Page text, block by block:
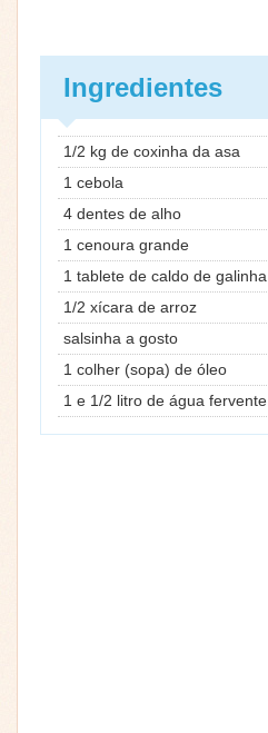
Ingredientes
1/2 kg de coxinha da asa
1 cebola
4 dentes de alho
1 cenoura grande
1 tablete de caldo de galinha
1/2 xícara de arroz
salsinha a gosto
1 colher (sopa) de óleo
1 e 1/2 litro de água fervente